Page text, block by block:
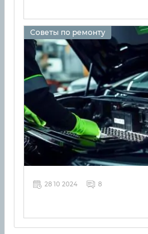
Советы по ремонту
28 10 2024 8